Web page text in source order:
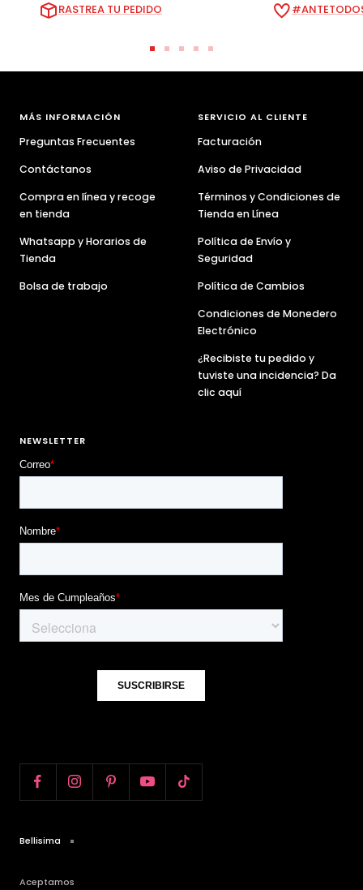
RASTREA TU PEDIDO
Ir
a
Ir
a
Ir
a
Ir
a
Ir
a
MÁS INFORMACIÓN
Preguntas Frecuentes
Contáctanos
Compra en línea y recoge
en tienda
Whatsapp y Horarios de
Tienda
Bolsa de trabajo
SERVICIO AL CLIENTE
Facturación
Aviso de Privacidad
Términos y Condiciones de
Tienda en Línea
Política de Envío y
Seguridad
Política de Cambios
Condiciones de Monedero
Electrónico
¿Recibiste tu pedido y
tuviste una incidencia? Da
clic aquí
NEWSLETTER
Bellisima
Aceptamos